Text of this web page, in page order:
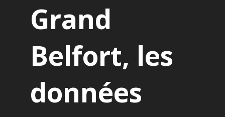
Grand
Belfort, les
données